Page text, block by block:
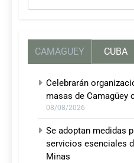
CAMAGUEY CUBA
Celebrarán
masas de Camagüey
08/08/2026
Se adoptan medidas
servicios esenciales
Minas